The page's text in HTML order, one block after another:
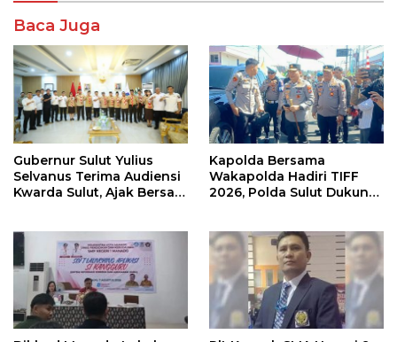
Baca Juga
Gubernur Sulut Yulius
Selvanus Terima Audiensi
Kwarda Sulut, Ajak Bersatu
Kapolda Bersama
Wakapolda Hadiri TIFF
2026, Polda Sulut Dukung